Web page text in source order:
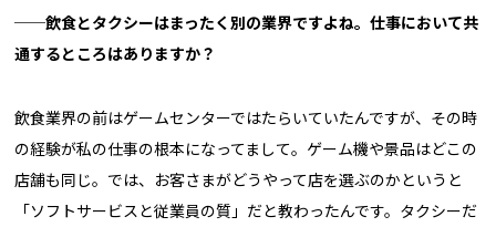
──飲食とタクシーはまったく別の業界ですよね。仕事において共
通するところはありますか？
飲食業界の前はゲームセンターではたらいていたんですが、その時
の経験が私の仕事の根本になってまして。ゲーム機や景品はどこの
店舗も同じ。では、お客さまがどうやって店を選ぶのかというと
「ソフトサービスと従業員の質」だと教わったんです。タクシーだ